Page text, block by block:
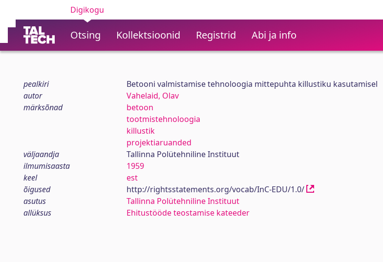
Digikogu
Otsing Kollektsioonid Registrid Abi ja info
pealkiri
Betooni valmistamise tehnoloogia mittepuhta killustiku kasutamisel
autor
Vahelaid, Olav
märksõnad
betoon
tootmistehnoloogia
killustik
projektiaruanded
väljaandja
Tallinna Polütehniline Instituut
ilmumisaasta
1959
keel
est
õigused
http://rightsstatements.org/vocab/InC-EDU/1.0/
asutus
Tallinna Polütehniline Instituut
allüksus
Ehitustööde teostamise kateeder